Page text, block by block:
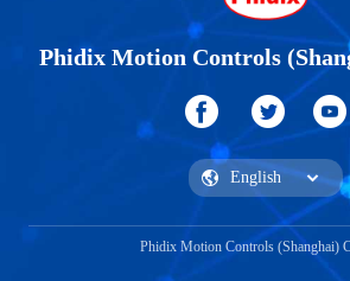
Phidix Motion Controls
Phidix Motion Controls (Shanghai)